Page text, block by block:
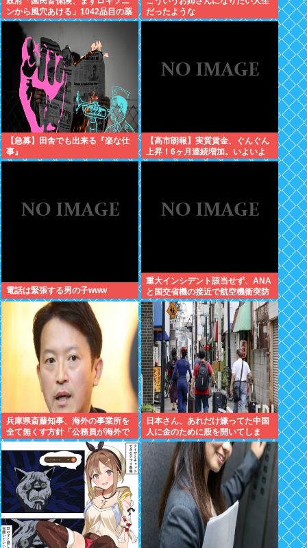
ンから風穴あける」1042品目の薬
価4分の1を保険適用外で財布直
撃、2027年3月開始
だったような
【急募】田舎でも出来る『楽な仕
事』
【高市朗報】実質賃金、ぐんぐん
上昇！6ヶ月連続増加。いよいよ
国民も豊かさを実感か？インフレ
電話は緊張する男の子www
重大インシデント該当せず、ANA
と国交省機の接近で航空機衝突防
止装置（TCAS）の警報が作動し
たトラブル、羽田空港沖、全日空
に通知
兵庫県斎藤知事、海外の事業所を
全て無くす方針「公務員が海外で
遊ぶためにある」
日本さん、あれだけ嫌ってた中国
人に金のために股を開いてしま
う。白浜エリアの物件、買い手が
全員中国人で民泊ウハウハへ